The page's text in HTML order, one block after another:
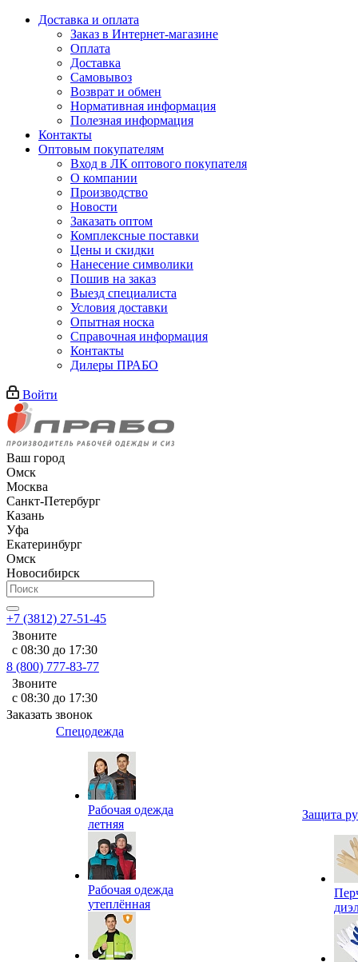
Доставка и оплата
Заказ в Интернет-магазине
Оплата
Доставка
Самовывоз
Возврат и обмен
Нормативная информация
Полезная информация
Контакты
Оптовым покупателям
Вход в ЛК оптового покупателя
О компании
Производство
Новости
Заказать оптом
Комплексные поставки
Цены и скидки
Нанесение символики
Пошив на заказ
Выезд специалиста
Условия доставки
Опытная носка
Справочная информация
Контакты
Дилеры ПРАБО
Войти
Ваш город
Омск
Москва
Санкт-Петербург
Казань
Уфа
Екатеринбург
Омск
Новосибирск
+7 (3812) 27-51-45
Звоните
с 08:30 до 17:30
8 (800) 777-83-77
Звоните
с 08:30 до 17:30
Заказать звонок
Спецодежда
Рабочая одежда
летняя
Рабочая одежда
утеплённая
Защита